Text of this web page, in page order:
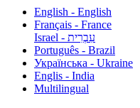
English - English
Français - France
עִבְרִית - Israel
Português - Brazil
Українська - Ukraine
Englis - India
Multilingual